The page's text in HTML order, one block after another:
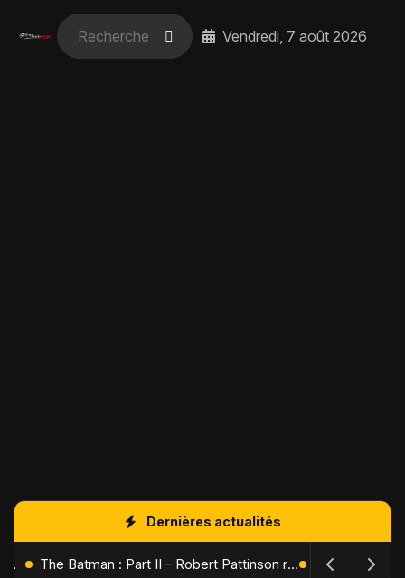
Vendredi, 7 août 2026
Dernières actualités
L'Âge de Glace : Le Réveil du Volcan – Manny, Sid et Diego de retour pour une aventure explosive The Batman : Part II – Robert Pattinson replonge dans les ténèbres de Gotham dès octobre 2027